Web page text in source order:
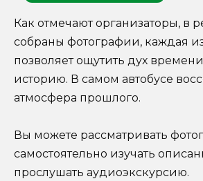
Как отмечают организаторы, в
собраны фотографии, каждая
позволяет ощутить дух
историю. В самом автобусе
атмосфера прошлого.
Вы можете рассматривать
самостоятельно изучать
прослушать аудиоэкскурсию.